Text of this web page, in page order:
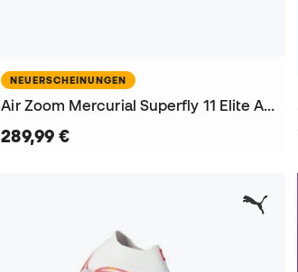
NEUERSCHEINUNGEN
Air Zoom Mercurial Superfly 11 Elite AG-Pro Fußballschuhe
289,99 €